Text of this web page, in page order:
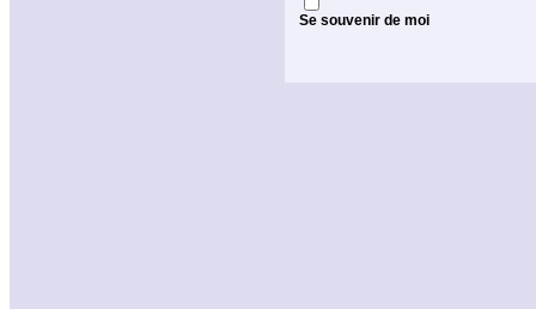
Se souvenir de moi